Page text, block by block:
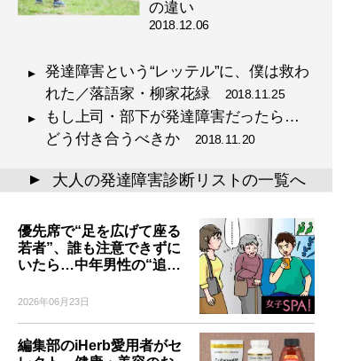
の違い
2018.12.06
発達障害という“レッテル”に、僕は救わ
れた／落語家・柳家花緑 2018.11.25
もし上司・部下が発達障害だったら…
どう付き合うべきか
2018.11.20
▲ 大人の発達障害診断リストの一覧へ
優先席で“足を広げて座る
若者”、誰も注意できずに
いたら…中年男性の“追…
2026年06月23日
編集部のiHerb愛用者がセ